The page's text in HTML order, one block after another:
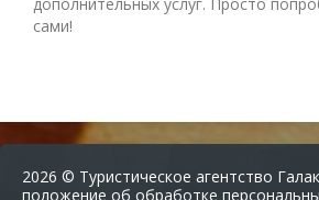
сами!
2026 © Туристическое агентство
положение об обработке